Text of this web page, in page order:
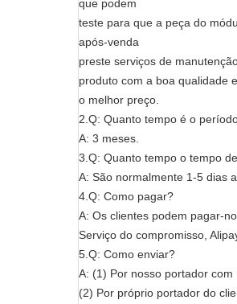
que podem
teste para que a peça do
após-venda
preste serviços de
produto com a boa qualidade e
o melhor preço.
2.Q: Quanto tempo é o
A: 3 meses.
3.Q: Quanto tempo o tempo
A: São normalmente 1-5 dias
4.Q: Como pagar?
A: Os clientes podem pagar-
Serviço do compromisso,
5.Q: Como enviar?
A: (1) Por nosso portador com
(2) Por próprio portador do